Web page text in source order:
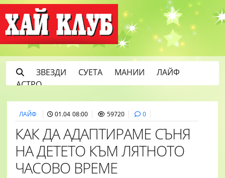
ЗВЕЗДИ СУЕТА МАНИИ
ЛАЙФ
АСТРО
ЛАЙФ 01.04 08:00 59720 0
КАК ДА АДАПТИРАМЕ СЪНЯ
НА ДЕТЕТО КЪМ ЛЯТНОТО
ЧАСОВО ВРЕМЕ